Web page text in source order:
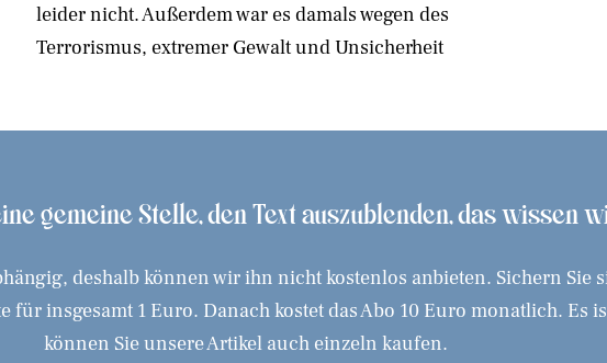
gemeine Stelle, den Text auszublenden, das wissen
deshalb können wir ihn nicht kostenlos anbieten. Sichern Sie
für insgesamt 1 Euro. Danach kostet das Abo 10 Euro monatlich. Es
können Sie unsere Artikel auch einzeln kaufen.